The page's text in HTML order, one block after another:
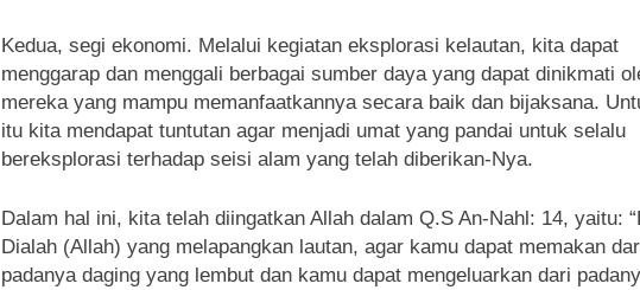
Kedua, segi ekonomi. Melalui kegiatan eksplorasi kelautan, kita dapat
menggarap dan menggali berbagai sumber daya yang dapat dinikmati
mereka yang mampu memanfaatkannya secara baik dan bijaksana.
itu kita mendapat tuntutan agar menjadi umat yang pandai untuk selalu
bereksplorasi terhadap seisi alam yang telah diberikan-Nya.
Dalam hal ini, kita telah diingatkan Allah dalam Q.S An-Nahl: 14, yaitu:
Dialah (Allah) yang melapangkan lautan, agar kamu dapat memakan
padanya daging yang lembut dan kamu dapat mengeluarkan dari